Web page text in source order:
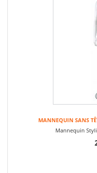
MANNEQUIN SANS
Mannequin